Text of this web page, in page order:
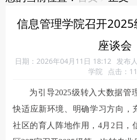
信息管理学院召开
座谈会
日期：2026年04月11日 18:12 发布
学院
点击：
为引导2025级转入大数据管
快适应新环境、明确学习方向，
社区的育人阵地作用，4月2日，